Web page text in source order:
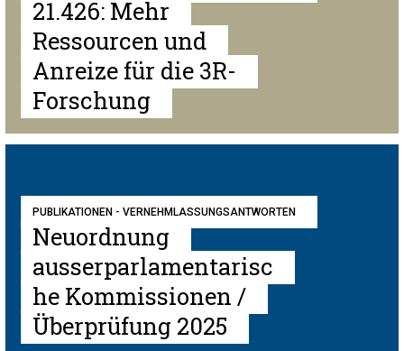
21.426: Mehr
Ressourcen und
Anreize für die 3R-
Forschung
PUBLIKATIONEN - VERNEHMLASSUNGSANTWORTEN
Neuordnung
ausserparlamentarisc
he Kommissionen /
Überprüfung 2025